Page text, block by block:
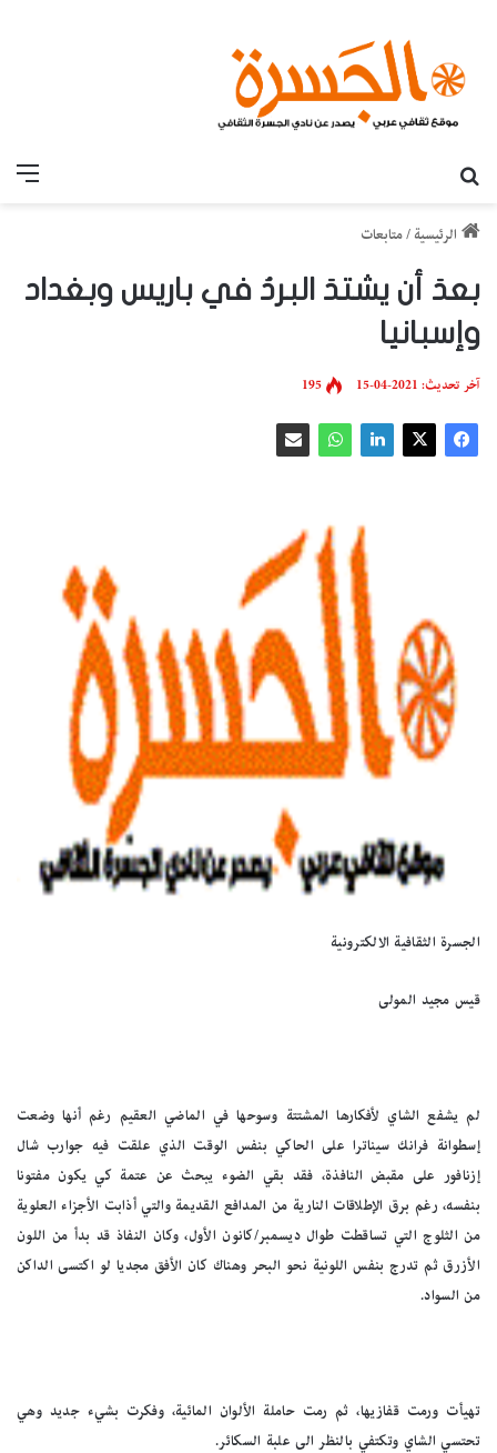
الرئيسية /متابعات
بعدَ أن يشتدَ البردُ في باريس وبغداد
وإسبانيا
آخر تحديث: 2021-04-15 195
الجسرة الثقافية الالكترونية
قيس مجيد المولى
لم يشفع الشاي لأفكارها المشتتة وسوحها في الماضي العقيم رغم أنها وضعت
إسطوانة فرانك سيناترا على الحاكي بنفس الوقت الذي علقت فيه جوارب شال
إزنافور على مقبض النافذة، فقد بقي الضوء يبحث عن عتمة كي يكون مفتونا
بنفسه، رغم برق الإطلاقات النارية من المدافع القديمة والتي أذابت الأجزاء العلوية
من الثلوج التي تساقطت طوال ديسمبر/كانون الأول، وكان النفاذ قد بدأ من اللون
الأزرق ثم تدرج بنفس اللونية نحو البحر وهناك كان الأفق مجديا لو اكتسى الداكن
من السواد.
تهيأت ورمت قفازيها، ثم رمت حاملة الألوان المائية، وفكرت بشيء جديد وهي
تحتسي الشاي وتكتفي بالنظر الى علبة السكائر.